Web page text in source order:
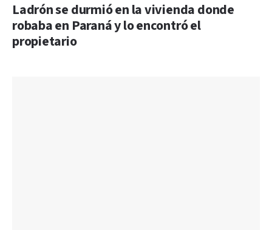
Ladrón se durmió en la vivienda donde
robaba en Paraná y lo encontró el
propietario